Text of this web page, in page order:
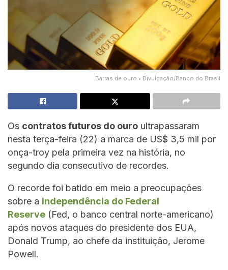
Barras de ouro • Divulgação/Banco do Brasil
Os contratos futuros do ouro ultrapassaram
nesta terça-feira (22) a marca de US$ 3,5 mil por
onça-troy pela primeira vez na história, no
segundo dia consecutivo de recordes.
O recorde foi batido em meio a preocupações
sobre a independência do Federal
Reserve (Fed, o banco central norte-americano)
após novos ataques do presidente dos EUA,
Donald Trump, ao chefe da instituição, Jerome
Powell.